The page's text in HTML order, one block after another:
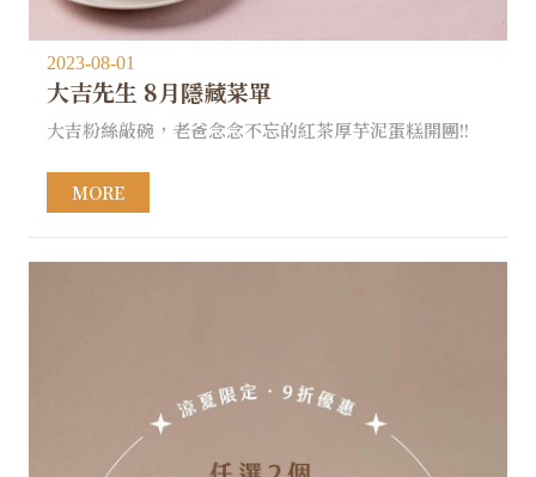
2023-08-01
大吉先生 8月隱藏菜單
大吉粉絲敲碗，老爸念念不忘的紅茶厚芋泥蛋糕開團!!
MORE